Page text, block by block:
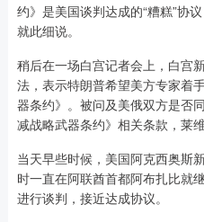
约》是美国谈判达成的“糟糕”协
就此细说。
稍后在一场白宫记者会上，白宫
法，表示特朗普希望美方专家着
器条约》。被问及美俄双方是否
减战略武器条约》相关条款，莱
当天早些时候，美国阿克西奥斯
时一直在阿联酋首都阿布扎比就
进行谈判，接近达成协议。